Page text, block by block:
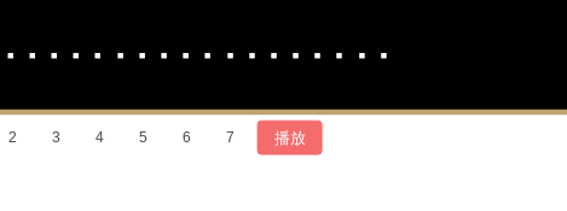
2 3 4 5 6 7 播放